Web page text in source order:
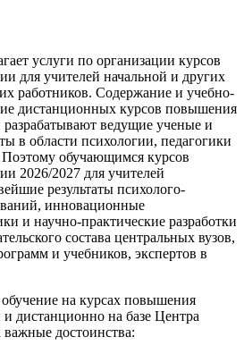
услуги по организации курсов
для учителей начальной и других
работников. Содержание и учебно-
дистанционных курсов повышения
ведущие ученые и
в области психологии, педагогики
обучающимся курсов
2026/2027 для учителей
результаты психолого-
инновационные
и научно-практические разработки
состава центральных вузов,
и учебников, экспертов в
на курсах повышения
дистанционно на базе Центра
достоинства: